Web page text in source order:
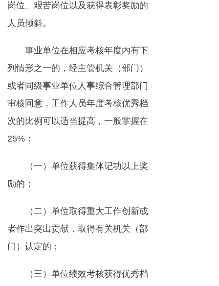
岗位、艰苦岗位以及获得表彰奖励的
人员倾斜。
事业单位在相应考核年度内有下
列情形之一的，经主管机关（部门）
或者同级事业单位人事综合管理部门
审核同意，工作人员年度考核优秀档
次的比例可以适当提高，一般掌握在
25%：
（一）单位获得集体记功以上奖
励的；
（二）单位取得重大工作创新或
者作出突出贡献，取得有关机关（部
门）认定的；
（三）单位绩效考核获得优秀档